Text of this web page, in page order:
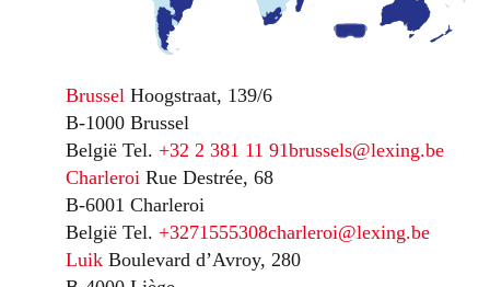
Brussel Hoogstraat, 139/6
B-1000 Brussel
België Tel. +32 2 381 11 91brussels@lexing.be
Charleroi Rue Destrée, 68
B-6001 Charleroi
België Tel. +3271555308charleroi@lexing.be
Luik Boulevard d’Avroy, 280